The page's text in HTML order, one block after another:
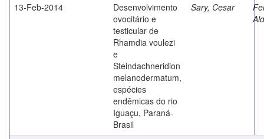
13-Feb-2014
Desenvolvimento
ovocitário e
testicular de
Rhamdia voulezi
e
Steindachneridion
melanodermatum,
espécies
endêmicas do rio
Iguaçu, Paraná-
Brasil
Sary, Cesar